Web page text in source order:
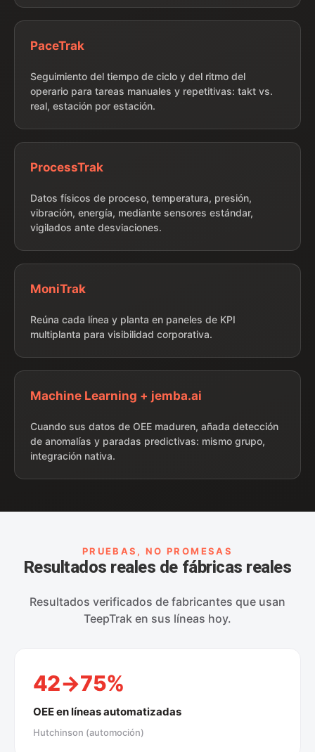
PaceTrak
Seguimiento del tiempo de ciclo y del ritmo del
operario para tareas manuales y repetitivas: takt vs.
real, estación por estación.
ProcessTrak
Datos físicos de proceso, temperatura, presión,
vibración, energía, mediante sensores estándar,
vigilados ante desviaciones.
MoniTrak
Reúna cada línea y planta en paneles de KPI
multiplanta para visibilidad corporativa.
Machine Learning + jemba.ai
Cuando sus datos de OEE maduren, añada detección
de anomalías y paradas predictivas: mismo grupo,
integración nativa.
PRUEBAS, NO PROMESAS
Resultados reales de fábricas reales
Resultados verificados de fabricantes que usan
TeepTrak en sus líneas hoy.
42→75%
OEE en líneas automatizadas
Hutchinson (automoción)